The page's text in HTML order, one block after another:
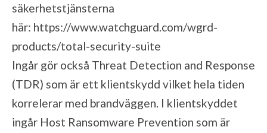
säkerhetstjänsterna
här: https://www.watchguard.com/wgrd-
products/total-security-suite
Ingår gör också Threat Detection and Response
(TDR) som är ett klientskydd vilket hela tiden
korrelerar med brandväggen. I klientskyddet
ingår Host Ransomware Prevention som är